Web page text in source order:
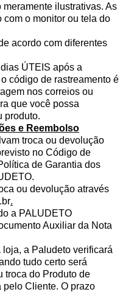
ilustrativas. As
o monitor ou tela do
acordo com diferentes
ÚTEIS após a
código de rastreamento é
nos correios ou
que você possa
produto.
e Reembolso
troca ou devolução
no Código de
de Garantia dos
ou devolução através
.
a PALUDETO
Auxiliar da Nota
a Paludeto verificará
tudo certo será
troca do Produto de
pelo Cliente. O prazo